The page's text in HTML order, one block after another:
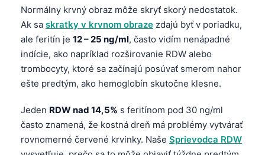
Normálny krvný obraz môže skryť skorý nedostatok.
Ak sa skratky v krvnom obraze zdajú byť v poriadku,
ale feritín je 12 – 25 ng/ml, často vidím nenápadné
indície, ako napríklad rozširovanie RDW alebo
trombocyty, ktoré sa začínajú posúvať smerom nahor
ešte predtým, ako hemoglobín skutočne klesne.
Jeden RDW nad 14,5% s feritínom pod 30 ng/ml
často znamená, že kostná dreň má problémy vytvárať
rovnomerné červené krvinky. Naše Sprievodca RDW